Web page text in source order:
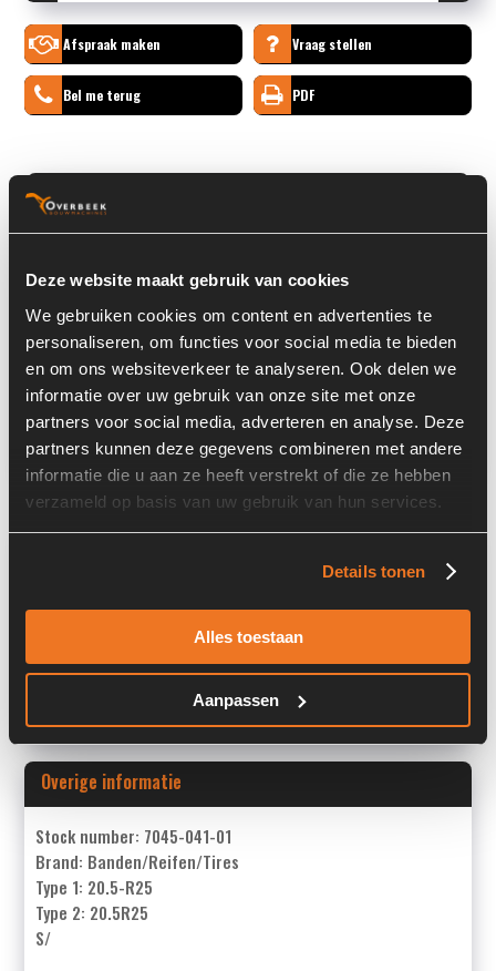
Deze website maakt gebruik van cookies
We gebruiken cookies om content en advertenties te
personaliseren, om functies voor social media te bieden
en om ons websiteverkeer te analyseren. Ook delen we
informatie over uw gebruik van onze site met onze
partners voor social media, adverteren en analyse. Deze
partners kunnen deze gegevens combineren met andere
informatie die u aan ze heeft verstrekt of die ze hebben
verzameld op basis van uw gebruik van hun services.
Details tonen
Alles toestaan
Aanpassen
Afspraak maken Vraag stellen
Bel me terug PDF
Basisinformatie
Machine Type:
TL260S
Onderdeel Merk:
Banden/Reifen/Tires
Onderdeel Type:
20.5-R25
Locatie:
20
Past op de volgende machines:
Overige informatie
Stock number: 7045-041-01
Brand: Banden/Reifen/Tires
Type 1: 20.5-R25
Type 2: 20.5R25
S/